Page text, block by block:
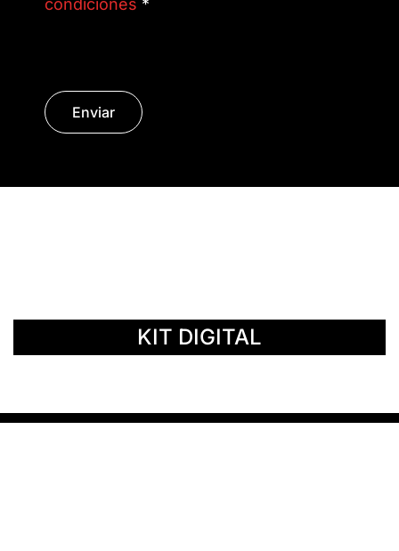
condiciones *
Enviar
KIT DIGITAL